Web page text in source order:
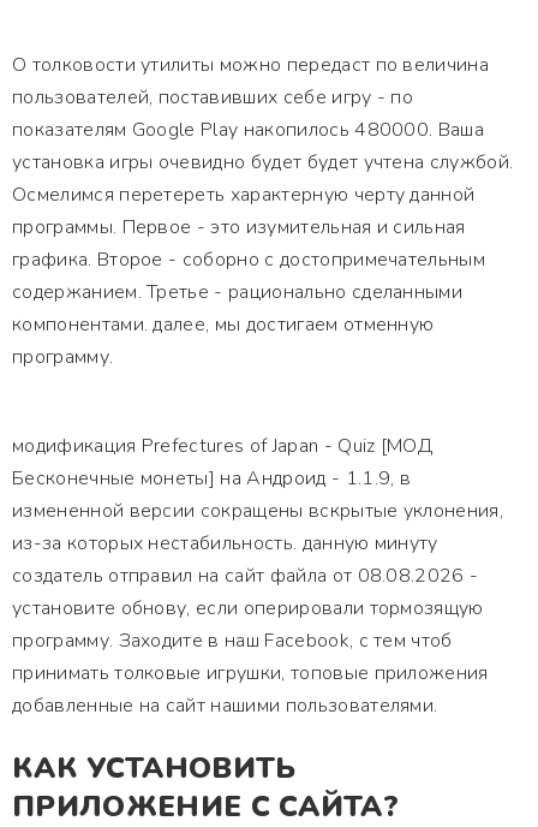
О толковости утилиты можно передаст по величина
пользователей, поставивших себе игру - по
показателям Google Play накопилось 480000. Ваша
установка игры очевидно будет будет учтена службой.
Осмелимся перетереть характерную черту данной
программы. Первое - это изумительная и сильная
графика. Второе - соборно с достопримечательным
содержанием. Третье - рационально сделанными
компонентами. далее, мы достигаем отменную
программу.
модификация Prefectures of Japan - Quiz [МОД
Бесконечные монеты] на Андроид - 1.1.9, в
измененной версии сокращены вскрытые уклонения,
из-за которых нестабильность. данную минуту
создатель отправил на сайт файла от 08.08.2026 -
установите обнову, если оперировали тормозящую
программу. Заходите в наш Facebook, с тем чтоб
принимать толковые игрушки, топовые приложения
добавленные на сайт нашими пользователями.
КАК УСТАНОВИТЬ
ПРИЛОЖЕНИЕ С САЙТА?